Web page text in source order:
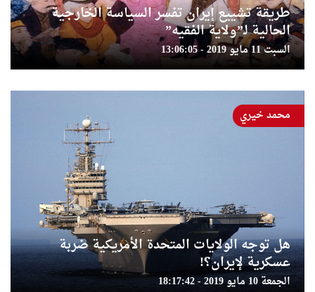
طريقة تشييع إيران تفسر السياسة الخارجية
الحالية لـ”ولاية الفقيه”
السبت 11 مايو 2019 - 13:06:05
هل توجه الولايات المتحدة الأمريكية ضربة
عسكرية لإيران؟!
الجمعة 10 مايو 2019 - 18:17:42
محمد خيري